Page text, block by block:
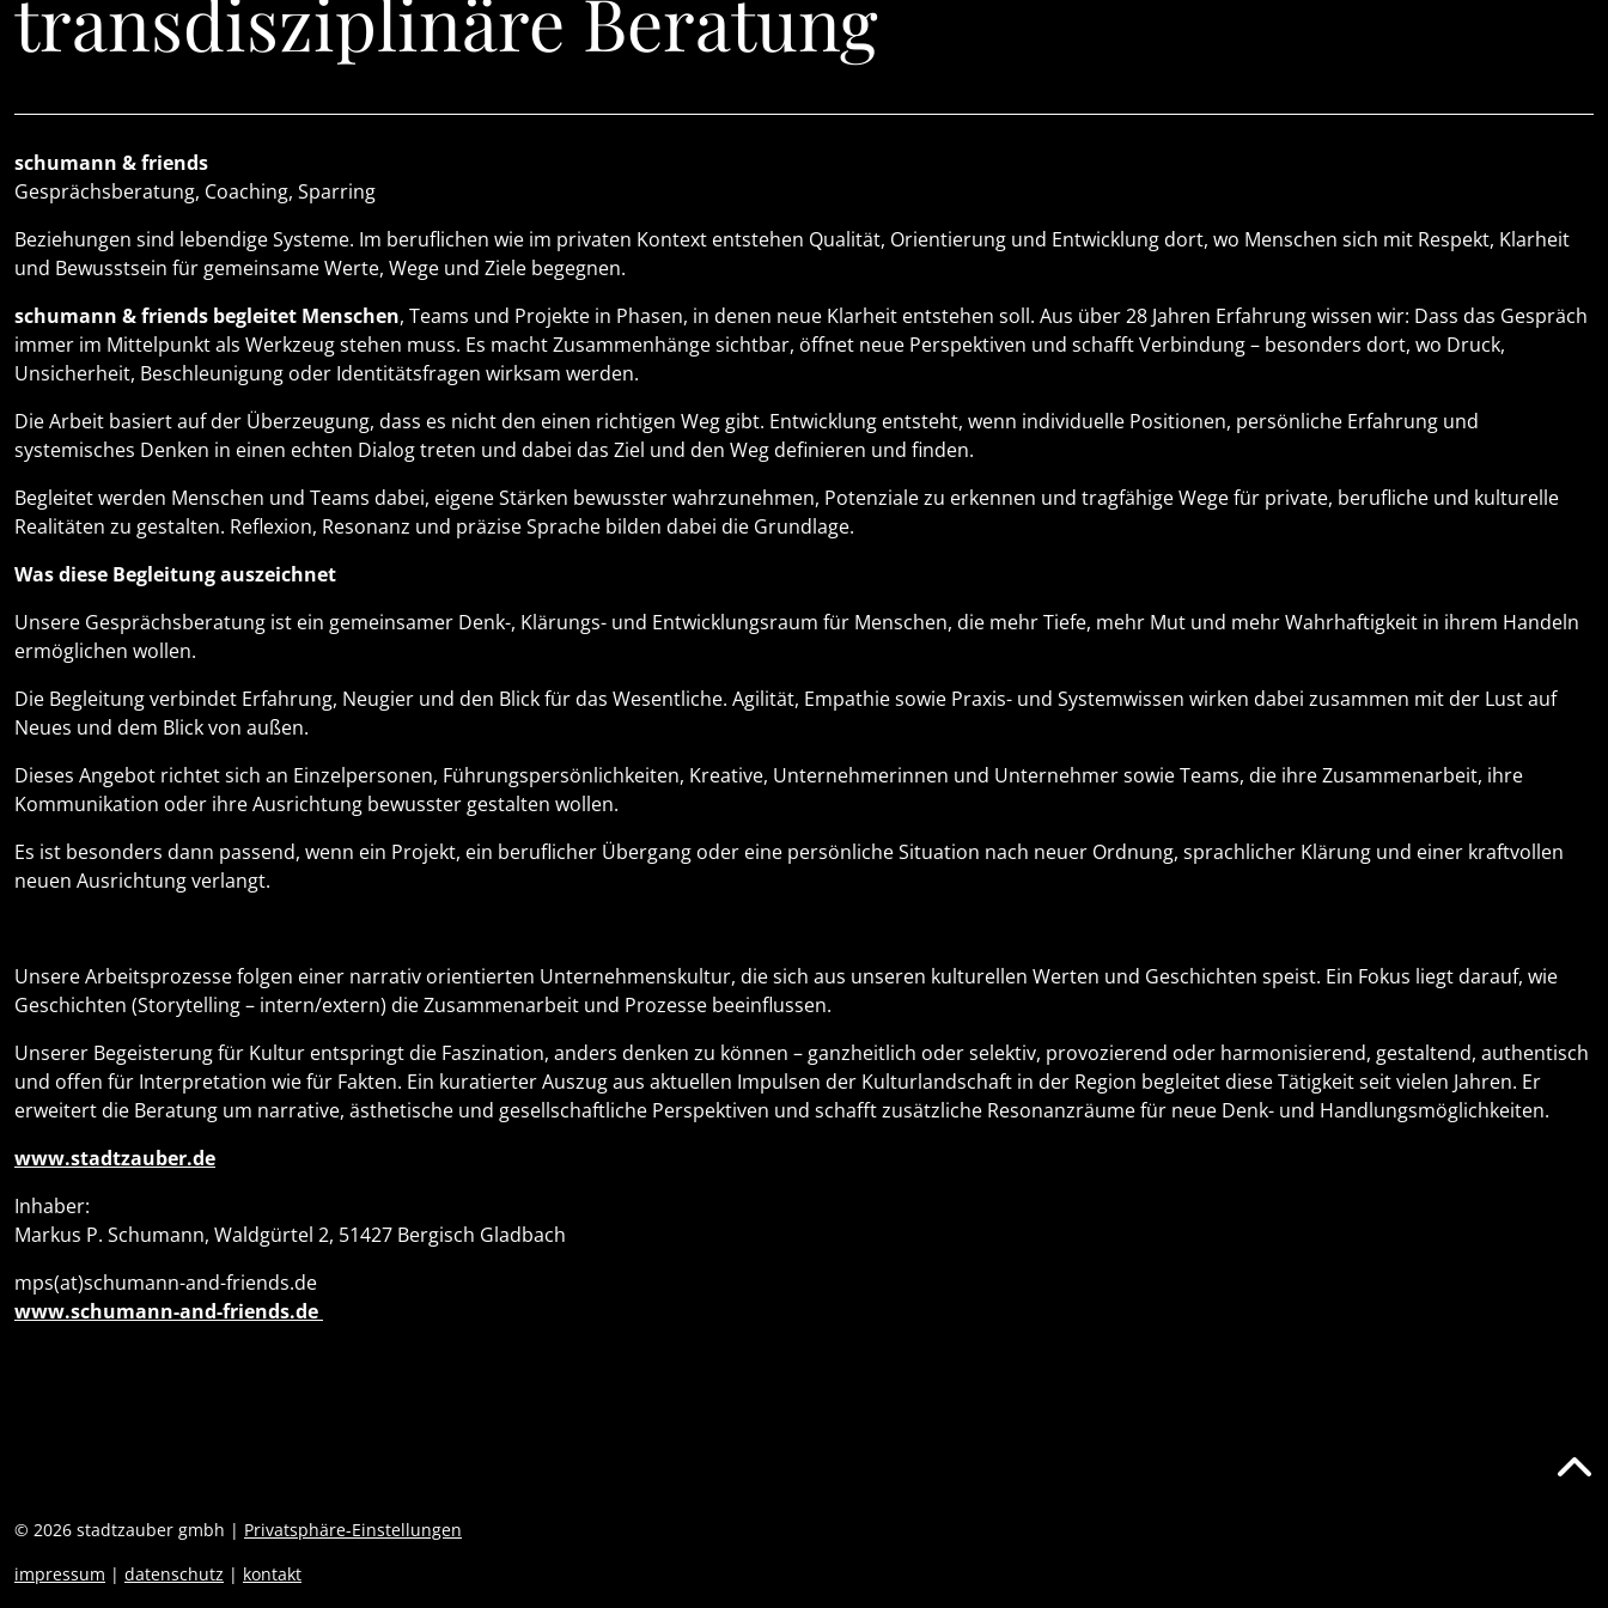
transdisziplinäre Beratung
schumann & friends
Gesprächsberatung, Coaching, Sparring
Beziehungen sind lebendige Systeme. Im beruflichen wie im privaten Kontext entstehen Qualität, Orientierung und Entwicklung dort, wo Menschen sich mit Respekt, Klarheit
und Bewusstsein für gemeinsame Werte, Wege und Ziele begegnen.
schumann & friends begleitet Menschen, Teams und Projekte in Phasen, in denen neue Klarheit entstehen soll. Aus über 28 Jahren Erfahrung wissen wir: Dass das Gespräch
immer im Mittelpunkt als Werkzeug stehen muss. Es macht Zusammenhänge sichtbar, öffnet neue Perspektiven und schafft Verbindung – besonders dort, wo Druck,
Unsicherheit, Beschleunigung oder Identitätsfragen wirksam werden.
Die Arbeit basiert auf der Überzeugung, dass es nicht den einen richtigen Weg gibt. Entwicklung entsteht, wenn individuelle Positionen, persönliche Erfahrung und
systemisches Denken in einen echten Dialog treten und dabei das Ziel und den Weg definieren und finden.
Begleitet werden Menschen und Teams dabei, eigene Stärken bewusster wahrzunehmen, Potenziale zu erkennen und tragfähige Wege für private, berufliche und kulturelle
Realitäten zu gestalten. Reflexion, Resonanz und präzise Sprache bilden dabei die Grundlage.
Was diese Begleitung auszeichnet
Unsere Gesprächsberatung ist ein gemeinsamer Denk-, Klärungs- und Entwicklungsraum für Menschen, die mehr Tiefe, mehr Mut und mehr Wahrhaftigkeit in ihrem Handeln
ermöglichen wollen.
Die Begleitung verbindet Erfahrung, Neugier und den Blick für das Wesentliche. Agilität, Empathie sowie Praxis- und Systemwissen wirken dabei zusammen mit der Lust auf
Neues und dem Blick von außen.
Dieses Angebot richtet sich an Einzelpersonen, Führungspersönlichkeiten, Kreative, Unternehmerinnen und Unternehmer sowie Teams, die ihre Zusammenarbeit, ihre
Kommunikation oder ihre Ausrichtung bewusster gestalten wollen.
Es ist besonders dann passend, wenn ein Projekt, ein beruflicher Übergang oder eine persönliche Situation nach neuer Ordnung, sprachlicher Klärung und einer kraftvollen
neuen Ausrichtung verlangt.
Unsere Arbeitsprozesse folgen einer narrativ orientierten Unternehmenskultur, die sich aus unseren kulturellen Werten und Geschichten speist. Ein Fokus liegt darauf, wie
Geschichten (Storytelling – intern/extern) die Zusammenarbeit und Prozesse beeinflussen.
Unserer Begeisterung für Kultur entspringt die Faszination, anders denken zu können – ganzheitlich oder selektiv, provozierend oder harmonisierend, gestaltend, authentisch
und offen für Interpretation wie für Fakten. Ein kuratierter Auszug aus aktuellen Impulsen der Kulturlandschaft in der Region begleitet diese Tätigkeit seit vielen Jahren. Er
erweitert die Beratung um narrative, ästhetische und gesellschaftliche Perspektiven und schafft zusätzliche Resonanzräume für neue Denk- und Handlungsmöglichkeiten.
www.stadtzauber.de
Inhaber:
Markus P. Schumann, Waldgürtel 2, 51427 Bergisch Gladbach
mps(at)schumann-and-friends.de
www.schumann-and-friends.de
© 2026 stadtzauber gmbh | Privatsphäre-Einstellungen
impressum | datenschutz | kontakt